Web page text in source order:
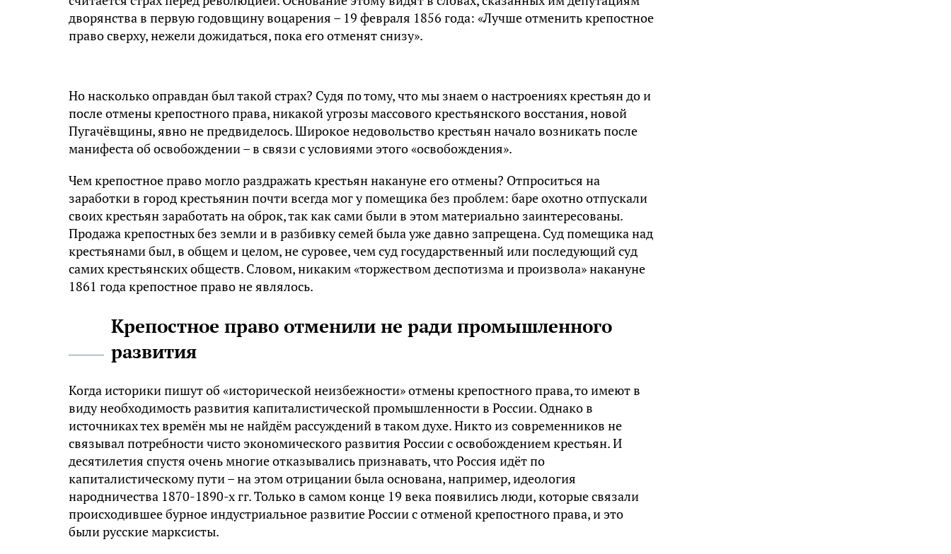
дворянства в первую годовщину воцарения – 19 февраля 1856 года: «Лучше отменить крепостное
право сверху, нежели дожидаться, пока его отменят снизу».
Но насколько оправдан был такой страх? Судя по тому, что мы знаем о настроениях крестьян до и
после отмены крепостного права, никакой угрозы массового крестьянского восстания, новой
Пугачёвщины, явно не предвиделось. Широкое недовольство крестьян начало возникать после
манифеста об освобождении – в связи с условиями этого «освобождения».
Чем крепостное право могло раздражать крестьян накануне его отмены? Отпроситься на
заработки в город крестьянин почти всегда мог у помещика без проблем: баре охотно отпускали
своих крестьян заработать на оброк, так как сами были в этом материально заинтересованы.
Продажа крепостных без земли и в разбивку семей была уже давно запрещена. Суд помещика над
крестьянами был, в общем и целом, не суровее, чем суд государственный или последующий суд
самих крестьянских обществ. Словом, никаким «торжеством деспотизма и произвола» накануне
1861 года крепостное право не являлось.
Крепостное право отменили не ради промышленного
развития
Когда историки пишут об «исторической неизбежности» отмены крепостного права, то имеют в
виду необходимость развития капиталистической промышленности в России. Однако в
источниках тех времён мы не найдём рассуждений в таком духе. Никто из современников не
связывал потребности чисто экономического развития России с освобождением крестьян. И
десятилетия спустя очень многие отказывались признавать, что Россия идёт по
капиталистическому пути – на этом отрицании была основана, например, идеология
народничества 1870-1890-х гг. Только в самом конце 19 века появились люди, которые связали
происходившее бурное индустриальное развитие России с отменой крепостного права, и это
были русские марксисты.